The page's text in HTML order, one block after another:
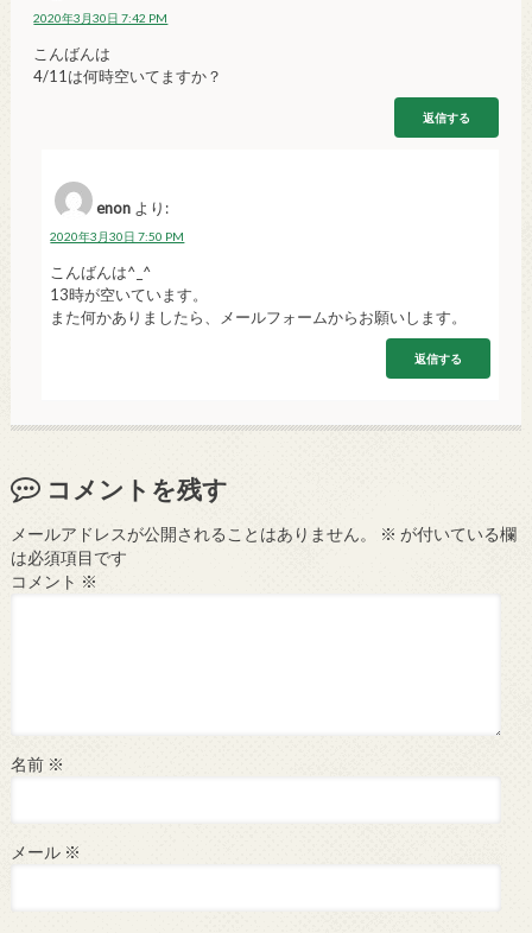
2020年3月30日 7:42 PM
こんばんは
4/11は何時空いてますか？
返信する
enon より:
2020年3月30日 7:50 PM
こんばんは^_^
13時が空いています。
また何かありましたら、メールフォームからお願いします。
返信する
コメントを残す
メールアドレスが公開されることはありません。 ※ が付いている欄
は必須項目です
コメント ※
名前 ※
メール ※